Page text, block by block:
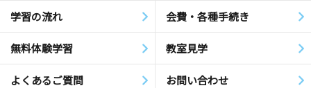
学習の流れ 会費・各種手続き
無料体験学習 教室見学
よくあるご質問 お問い合わせ